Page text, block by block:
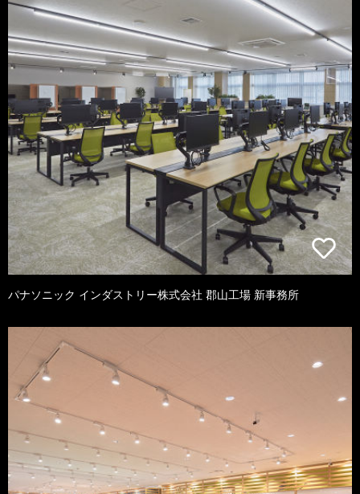
パナソニック インダストリー株式会社 郡山工場 新事務所